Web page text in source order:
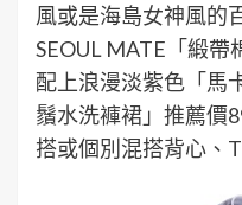
風或是海島女神風的
SEOUL MATE「緞帶
配上浪漫淡紫色「馬
鬚水洗褲裙」推薦價
搭或個別混搭背心、